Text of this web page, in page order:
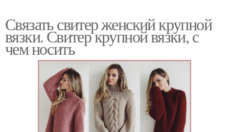
Связать свитер женский крупной
вязки. Свитер крупной вязки, с
чем носить